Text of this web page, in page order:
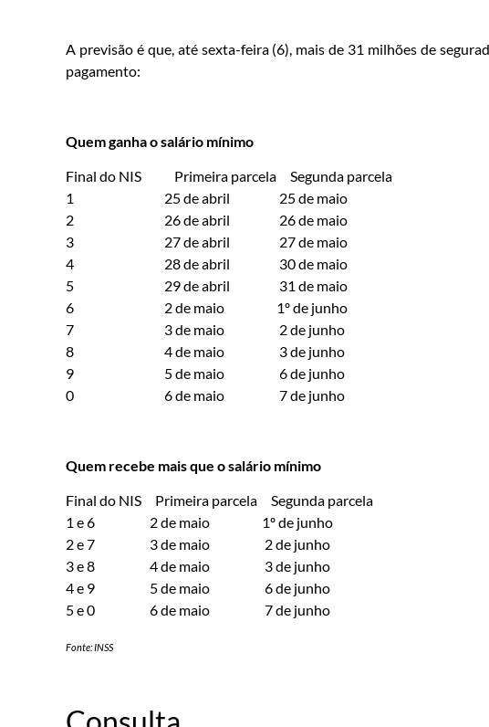
A previsão é que, até sexta-feira (6), mais de 31 milhões de
pagamento:
Quem ganha o salário mínimo
Final do NIS Primeira parcela Segunda parcela
1 25 de abril 25 de maio
2 26 de abril 26 de maio
3 27 de abril 27 de maio
4 28 de abril 30 de maio
5 29 de abril 31 de maio
6 2 de maio 1º de junho
7 3 de maio 2 de junho
8 4 de maio 3 de junho
9 5 de maio 6 de junho
0 6 de maio 7 de junho
Quem recebe mais que o salário mínimo
Final do NIS Primeira parcela Segunda parcela
1 e 6 2 de maio 1º de junho
2 e 7 3 de maio 2 de junho
3 e 8 4 de maio 3 de junho
4 e 9 5 de maio 6 de junho
5 e 0 6 de maio 7 de junho
Fonte: INSS